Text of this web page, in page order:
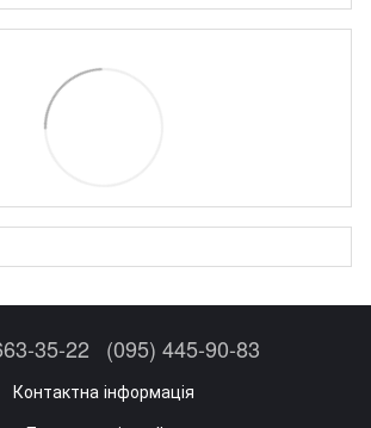
35-22 (095) 445-90-83
Контактна інформація